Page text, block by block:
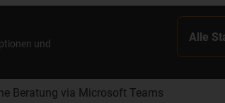
und
Alle
Beratung via Microsoft Teams